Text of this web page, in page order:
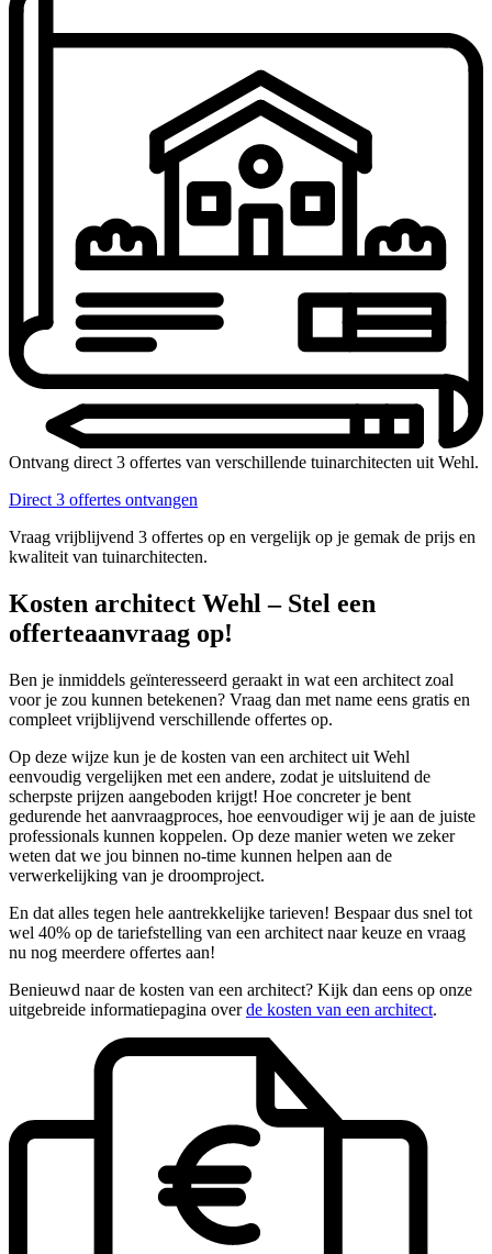
Ontvang direct 3 offertes van verschillende tuinarchitecten uit Wehl.
Direct 3 offertes ontvangen
Vraag vrijblijvend 3 offertes op en vergelijk op je gemak de prijs en
kwaliteit van tuinarchitecten.
Kosten architect Wehl – Stel een
offerteaanvraag op!
Ben je inmiddels geïnteresseerd geraakt in wat een architect zoal
voor je zou kunnen betekenen? Vraag dan met name eens gratis en
compleet vrijblijvend verschillende offertes op.
Op deze wijze kun je de kosten van een architect uit Wehl
eenvoudig vergelijken met een andere, zodat je uitsluitend de
scherpste prijzen aangeboden krijgt! Hoe concreter je bent
gedurende het aanvraagproces, hoe eenvoudiger wij je aan de juiste
professionals kunnen koppelen. Op deze manier weten we zeker
weten dat we jou binnen no-time kunnen helpen aan de
verwerkelijking van je droomproject.
En dat alles tegen hele aantrekkelijke tarieven! Bespaar dus snel tot
wel 40% op de tariefstelling van een architect naar keuze en vraag
nu nog meerdere offertes aan!
Benieuwd naar de kosten van een architect? Kijk dan eens op onze
uitgebreide informatiepagina overde kosten van een architect.